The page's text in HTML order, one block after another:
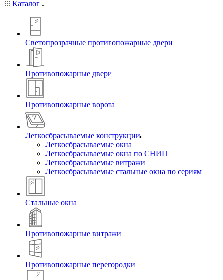
Каталог
Светопрозрачные противопожарные двери
Противопожарные двери
Противопожарные ворота
Легкосбрасываемые конструкции
Легкосбрасываемые окна
Легкосбрасываемые окна по СНИП
Легкосбрасываемые витражи
Легкосбрасываемые стальные окна по сериям
Стальные окна
Противопожарные витражи
Противопожарные перегородки